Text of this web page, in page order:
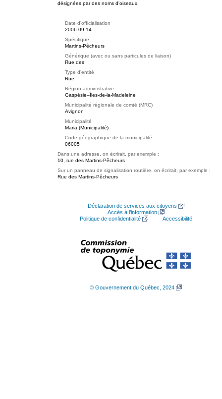
désignées par des noms d'oiseaux.
Date d'officialisation
2006-09-14
Spécifique
Martins-Pêcheurs
Générique (avec ou sans particules de liaison)
Rue des
Type d'entité
Rue
Région administrative
Gaspésie–Îles-de-la-Madeleine
Municipalité régionale de comté (MRC)
Avignon
Municipalité
Maria (Municipalité)
Code géographique de la municipalité
06005
Dans une adresse, on écrirait, par exemple :
10, rue des Martins-Pêcheurs
Sur un panneau de signalisation routière, on écrirait, par exemple :
Rue des Martins-Pêcheurs
Déclaration de services aux citoyens
Accès à l’information
Politique de confidentialité
Accessibilité
© Gouvernement du Québec, 2024